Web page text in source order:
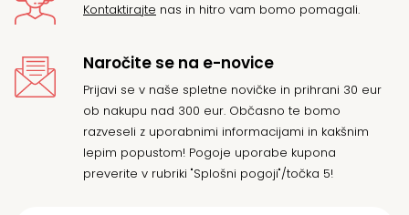
Kontaktirajte nas in hitro vam bomo pomagali.
Naročite se na e-novice
Prijavi se v naše spletne novičke in prihrani 30 eur
ob nakupu nad 300 eur. Občasno te bomo
razveseli z uporabnimi informacijami in kakšnim
lepim popustom! Pogoje uporabe kupona
preverite v rubriki "Splošni pogoji"/točka 5!